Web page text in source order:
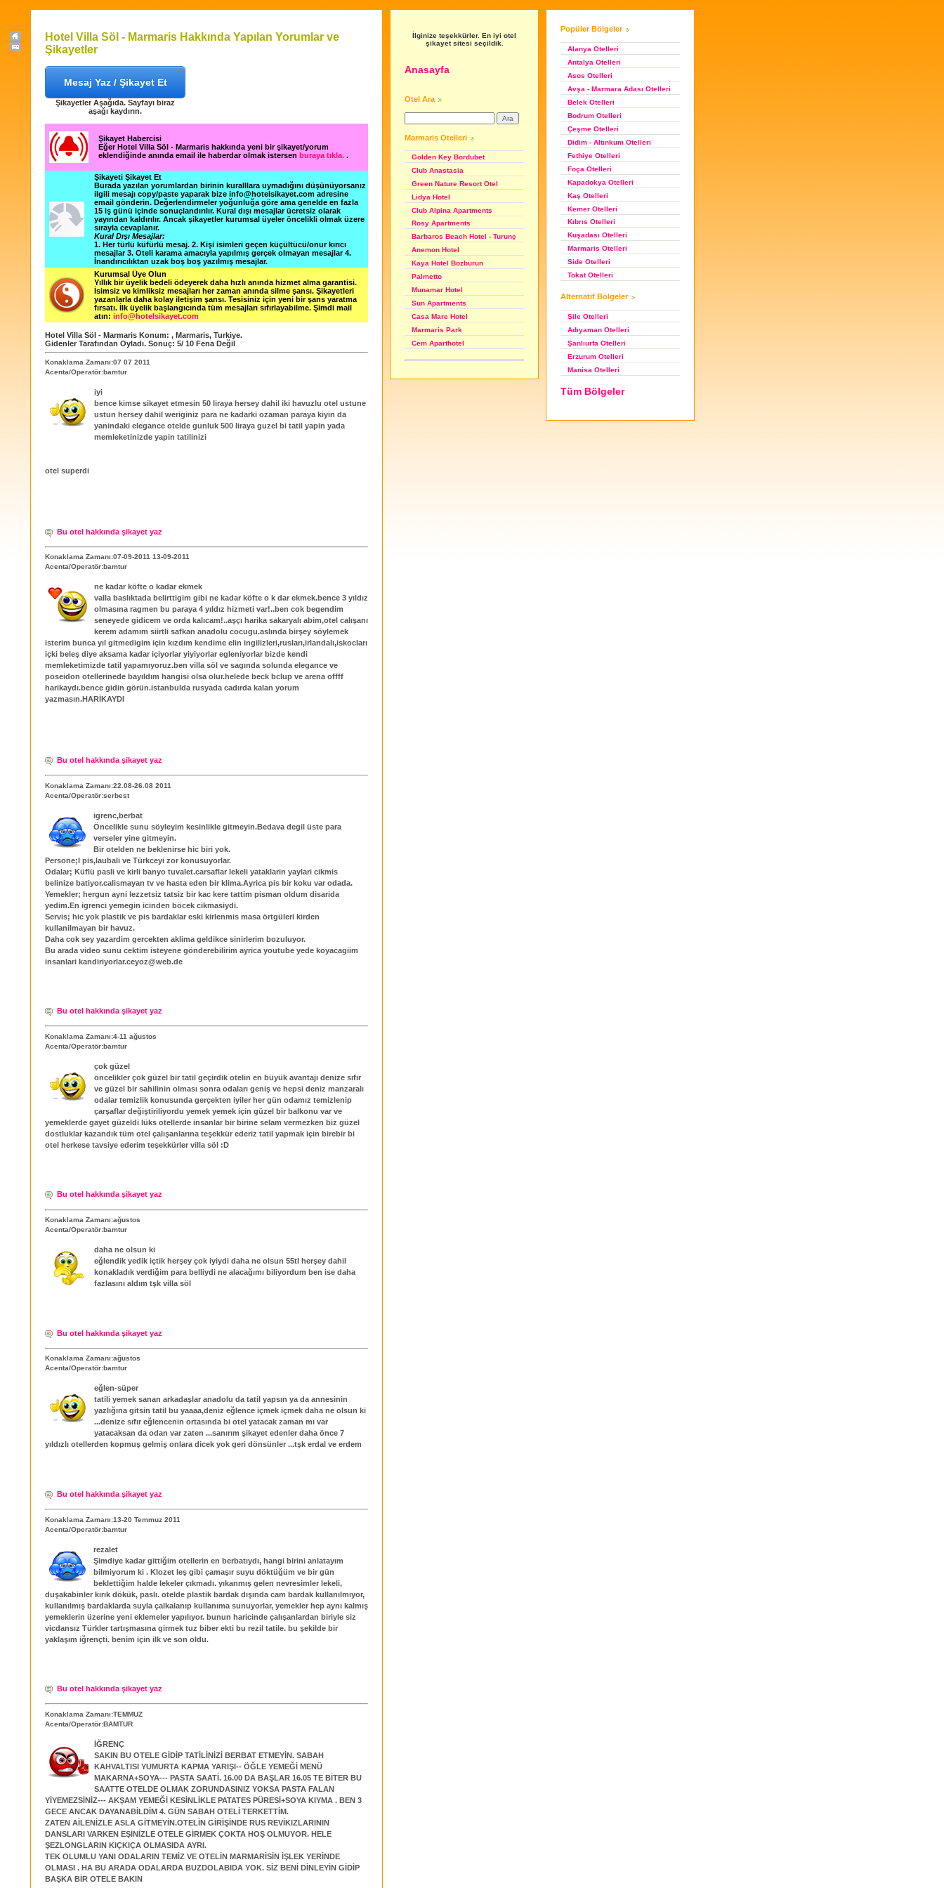
Hotel Villa Söl - Marmaris Hakkında Yapılan Yorumlar ve
Şikayetler
Mesaj Yaz / Şikayet Et
Şikayetler Aşağıda. Sayfayı biraz
aşağı kaydırın.
Şikayet Habercisi
Eğer Hotel Villa Söl - Marmaris hakkında yeni bir şikayet/yorum
eklendiğinde anında email ile haberdar olmak istersen buraya tıkla. .
Şikayeti Şikayet Et
Burada yazılan yorumlardan birinin kuralllara uymadığını düşünüyorsanız
ilgili mesajı copy/paste yaparak bize info@hotelsikayet.com adresine
email gönderin. Değerlendirmeler yoğunluğa göre ama genelde en fazla
15 iş günü içinde sonuçlandırılır. Kural dışı mesajlar ücretsiz olarak
yayından kaldırılır. Ancak şikayetler kurumsal üyeler öncelikli olmak üzere
sırayla cevaplanır.
Kural Dışı Mesajlar:
1. Her türlü küfürlü mesaj. 2. Kişi isimleri geçen küçültücü/onur kırıcı
mesajlar 3. Oteli karama amacıyla yapılmış gerçek olmayan mesajlar 4.
İnandırıcılıktan uzak boş boş yazılmış mesajlar.
Kurumsal Üye Olun
Yıllık bir üyelik bedeli ödeyerek daha hızlı anında hizmet alma garantisi.
İsimsiz ve kimliksiz mesajları her zaman anında silme şansı. Şikayetleri
yazanlarla daha kolay iletişim şansı. Tesisiniz için yeni bir şans yaratma
fırsatı. İlk üyelik başlangıcında tüm mesajları sıfırlayabilme. Şimdi mail
atın: info@hotelsikayet.com
Hotel Villa Söl - Marmaris Konum: , Marmaris, Turkiye.
Gidenler Tarafından Oyladı. Sonuç: 5/ 10 Fena Değil
Konaklama Zamanı:07 07 2011
Acenta/Operatör:bamtur
iyi
bence kimse sikayet etmesin 50 liraya hersey dahil iki havuzlu otel ustune
ustun hersey dahil weriginiz para ne kadarki ozaman paraya kiyin da
yanindaki elegance otelde gunluk 500 liraya guzel bi tatil yapin yada
memleketinizde yapin tatilinizi
otel superdi
Bu otel hakkında şikayet yaz
Konaklama Zamanı:07-09-2011 13-09-2011
Acenta/Operatör:bamtur
ne kadar köfte o kadar ekmek
valla baslıktada belirttigim gibi ne kadar köfte o k dar ekmek.bence 3 yıldız
olmasına ragmen bu paraya 4 yıldız hizmeti var!..ben cok begendim
seneyede gidicem ve orda kalıcam!..aşçı harika sakaryalı abim,otel calışanı
kerem adamım siirtli safkan anadolu cocugu.aslında birşey söylemek
isterim bunca yıl gitmedigim için kızdım kendime elin ingilizleri,rusları,irlandalı,iskocları
içki beleş diye aksama kadar içiyorlar yiyiyorlar egleniyorlar bizde kendi
memleketimizde tatil yapamıyoruz.ben villa söl ve sagında solunda elegance ve
poseidon otellerinede bayıldım hangisi olsa olur.helede beck bclup ve arena offff
harikaydı.bence gidin görün.istanbulda rusyada cadırda kalan yorum
yazmasın.HARİKAYDI
Bu otel hakkında şikayet yaz
Konaklama Zamanı:22.08-26.08 2011
Acenta/Operatör:serbest
igrenc,berbat
Öncelikle sunu söyleyim kesinlikle gitmeyin.Bedava degil üste para
verseler yine gitmeyin.
Bir otelden ne beklenirse hic biri yok.
Persone;l pis,laubali ve Türkceyi zor konusuyorlar.
Odalar; Küflü pasli ve kirli banyo tuvalet.carsaflar lekeli yataklarin yaylari cikmis
belinize batiyor.calismayan tv ve hasta eden bir klima.Ayrica pis bir koku var odada.
Yemekler; hergun ayni lezzetsiz tatsiz bir kac kere tattim pisman oldum disarida
yedim.En igrenci yemegin icinden böcek cikmasiydi.
Servis; hic yok plastik ve pis bardaklar eski kirlenmis masa örtgüleri kirden
kullanilmayan bir havuz.
Daha cok sey yazardim gercekten aklima geldikce sinirlerim bozuluyor.
Bu arada video sunu cektim isteyene gönderebilirim ayrica youtube yede koyacagiim
insanlari kandiriyorlar.ceyoz@web.de
Bu otel hakkında şikayet yaz
Konaklama Zamanı:4-11 ağustos
Acenta/Operatör:bamtur
çok güzel
öncelikler çok güzel bir tatil geçirdik otelin en büyük avantajı denize sıfır
ve güzel bir sahilinin olması sonra odaları geniş ve hepsi deniz manzaralı
odalar temizlik konusunda gerçekten iyiler her gün odamız temizlenip
çarşaflar değiştiriliyordu yemek yemek için güzel bir balkonu var ve
yemeklerde gayet güzeldi lüks otellerde insanlar bir birine selam vermezken biz güzel
dostluklar kazandık tüm otel çalışanlarına teşekkür ederiz tatil yapmak için birebir bi
otel herkese tavsiye ederim teşekkürler villa söl :D
Bu otel hakkında şikayet yaz
Konaklama Zamanı:ağustos
Acenta/Operatör:bamtur
daha ne olsun ki
eğlendik yedik içtik herşey çok iyiydi daha ne olsun 55tl herşey dahil
konakladık verdiğim para belliydi ne alacağımı biliyordum ben ise daha
fazlasını aldım tşk villa söl
Bu otel hakkında şikayet yaz
Konaklama Zamanı:ağustos
Acenta/Operatör:bamtur
eğlen-süper
tatili yemek sanan arkadaşlar anadolu da tatil yapsın ya da annesinin
yazlığına gitsin tatil bu yaaaa,deniz eğlence içmek içmek daha ne olsun ki
...denize sıfır eğlencenin ortasında bi otel yatacak zaman mı var
yatacaksan da odan var zaten ...sanırım şikayet edenler daha önce 7
yıldızlı otellerden kopmuş gelmiş onlara dicek yok geri dönsünler ...tşk erdal ve erdem
Bu otel hakkında şikayet yaz
Konaklama Zamanı:13-20 Temmuz 2011
Acenta/Operatör:bamtur
rezalet
Şimdiye kadar gittiğim otellerin en berbatıydı, hangi birini anlatayım
bilmiyorum ki . Klozet leş gibi çamaşır suyu döktüğüm ve bir gün
beklettiğim halde lekeler çıkmadı. yıkanmış gelen nevresimler lekeli,
duşakabinler kırık dökük, paslı. otelde plastik bardak dışında cam bardak kullanılmıyor,
kullanılmış bardaklarda suyla çalkalanıp kullanıma sunuyorlar, yemekler hep aynı kalmış
yemeklerin üzerine yeni eklemeler yapılıyor. bunun haricinde çalışanlardan biriyle siz
vicdansız Türkler tartışmasına girmek tuz biber ekti bu rezil tatile. bu şekilde bir
yaklaşım iğrençti. benim için ilk ve son oldu.
Bu otel hakkında şikayet yaz
Konaklama Zamanı:TEMMUZ
Acenta/Operatör:BAMTUR
İĞRENÇ
SAKIN BU OTELE GİDİP TATİLİNİZİ BERBAT ETMEYİN. SABAH
KAHVALTISI YUMURTA KAPMA YARIŞI-- ÖĞLE YEMEĞİ MENÜ
MAKARNA+SOYA--- PASTA SAATİ. 16.00 DA BAŞLAR 16.05 TE BİTER BU
SAATTE OTELDE OLMAK ZORUNDASINIZ YOKSA PASTA FALAN
YİYEMEZSİNİZ--- AKŞAM YEMEĞİ KESİNLİKLE PATATES PÜRESİ+SOYA KIYMA . BEN 3
GECE ANCAK DAYANABİLDİM 4. GÜN SABAH OTELİ TERKETTİM.
ZATEN AİLENİZLE ASLA GİTMEYİN.OTELİN GİRİŞİNDE RUS REVİKIZLARININ
DANSLARI VARKEN EŞİNİZLE OTELE GİRMEK ÇOKTA HOŞ OLMUYOR. HELE
ŞEZLONGLARIN KIÇKIÇA OLMASIDA AYRI.
TEK OLUMLU YANI ODALARIN TEMİZ VE OTELİN MARMARİSİN İŞLEK YERİNDE
OLMASI . HA BU ARADA ODALARDA BUZDOLABIDA YOK. SİZ BENİ DİNLEYİN GİDİP
BAŞKA BİR OTELE BAKIN
İlginize teşekkürler. En iyi otel
şikayet sitesi seçildik.
Anasayfa
Otel Ara
Marmaris Otelleri
Golden Key Bordubet
Club Anastasia
Green Nature Resort Otel
Lidya Hotel
Club Alpina Apartments
Rosy Apartments
Barbaros Beach Hotel - Turunç
Anemon Hotel
Kaya Hotel Bozburun
Palmetto
Munamar Hotel
Sun Apartments
Casa Mare Hotel
Marmaris Park
Cem Aparthotel
Popüler Bölgeler
Alanya Otelleri
Antalya Otelleri
Asos Otelleri
Avşa - Marmara Adası Otelleri
Belek Otelleri
Bodrum Otelleri
Çeşme Otelleri
Didim - Altınkum Otelleri
Fethiye Otelleri
Foça Otelleri
Kapadokya Otelleri
Kaş Otelleri
Kemer Otelleri
Kıbrıs Otelleri
Kuşadası Otelleri
Marmaris Otelleri
Side Otelleri
Tokat Otelleri
Alternatif Bölgeler
Şile Otelleri
Adıyaman Otelleri
Şanlıurfa Otelleri
Erzurum Otelleri
Manisa Otelleri
Tüm Bölgeler